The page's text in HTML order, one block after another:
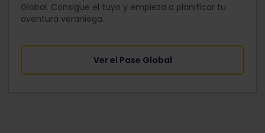
Global. Consigue el tuyo y empieza a planificar tu
aventura veraniega.
Ver el Pase Global